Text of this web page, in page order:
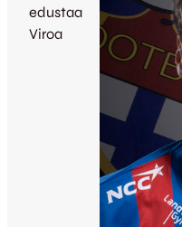
edustaa
Viroa